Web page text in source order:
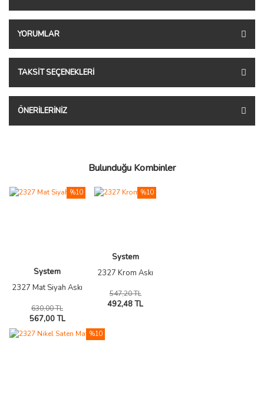
YORUMLAR
TAKSIT SEÇENEKLERI
ÖNERILERINIZ
Bulunduğu Kombinler
System
2327 Mat Siyah Askı
630,00 TL
567,00 TL
%10
System
2327 Krom Askı
547,20 TL
492,48 TL
%10
%10